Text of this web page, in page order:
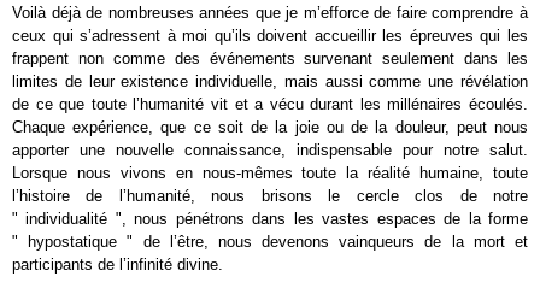
Voilà déjà de nombreuses années que je m’efforce de faire comprendre à
ceux qui s’adressent à moi qu’ils doivent accueillir les épreuves qui les
frappent non comme des événements survenant seulement dans les
limites de leur existence individuelle, mais aussi comme une révélation
de ce que toute l’humanité vit et a vécu durant les millénaires écoulés.
Chaque expérience, que ce soit de la joie ou de la douleur, peut nous
apporter une nouvelle connaissance, indispensable pour notre salut.
Lorsque nous vivons en nous-mêmes toute la réalité humaine, toute
l’histoire de l’humanité, nous brisons le cercle clos de notre
" individualité ", nous pénétrons dans les vastes espaces de la forme
" hypostatique " de l’être, nous devenons vainqueurs de la mort et
participants de l’infinité divine.